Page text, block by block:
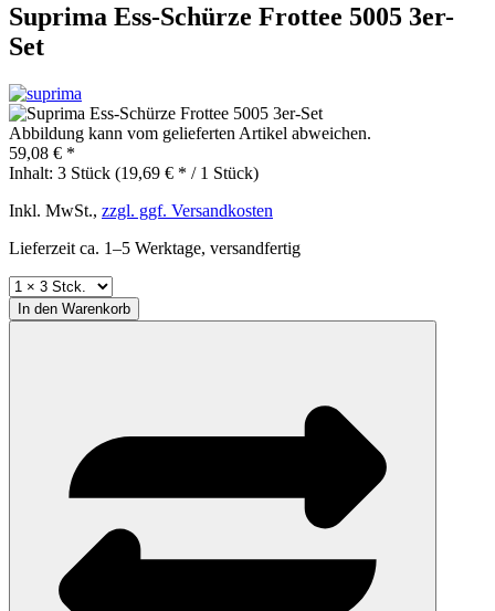
Suprima Ess-Schürze Frottee 5005 3er-
Set
Abbildung kann vom gelieferten Artikel abweichen.
59,08 € *
Inhalt: 3 Stück (19,69 € * / 1 Stück)
Inkl. MwSt., zzgl. ggf. Versandkosten
Lieferzeit ca. 1–5 Werktage, versandfertig
In den Warenkorb